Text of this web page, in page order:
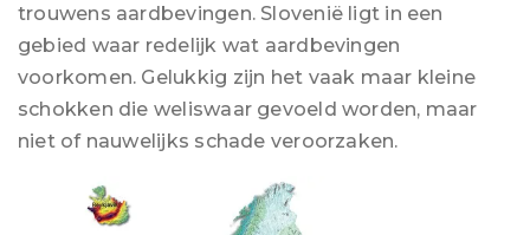
trouwens aardbevingen. Slovenië ligt in een
gebied waar redelijk wat aardbevingen
voorkomen. Gelukkig zijn het vaak maar kleine
schokken die weliswaar gevoeld worden, maar
niet of nauwelijks schade veroorzaken.